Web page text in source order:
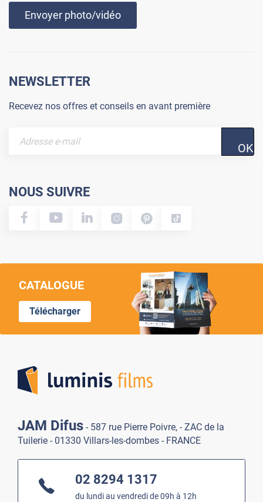
Envoyer photo/vidéo
NEWSLETTER
Recevez nos offres et conseils en avant première
OK
NOUS SUIVRE
CATALOGUE
Télécharger
JAM Difus - 587 rue Pierre Poivre, - ZAC de la
Tuilerie - 01330 Villars-les-dombes - FRANCE
02 8294 1317
du lundi au vendredi de 09h à 12h